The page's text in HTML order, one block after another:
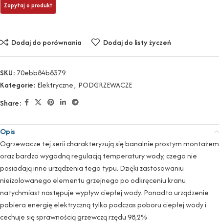
Dodaj do porównania Dodaj do listy życzeń
SKU: 70ebb84b8379
Kategorie: Elektryczne, PODGRZEWACZE
Share:
Opis
Ogrzewacze tej serii charakteryzują się banalnie prostym montażem
oraz bardzo wygodną regulacją temperatury wody, czego nie
posiadają inne urządzenia tego typu. Dzięki zastosowaniu
nieizolowanego elementu grzejnego po odkręceniu kranu
natychmiast następuje wypływ ciepłej wody. Ponadto urządzenie
pobiera energię elektryczną tylko podczas poboru ciepłej wody i
cechuje się sprawnością grzewczą rzędu 98,2%